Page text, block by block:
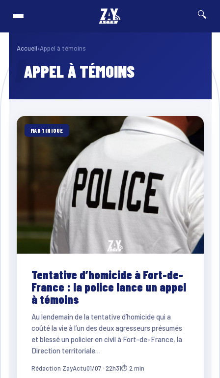
🔍
⚡ Breaking
véhicules concernés FRANCE & INTERNATIONALE 07/08 · 13h46
Accueil›Appel à témoins
APPEL À TÉMOINS
MARTINIQUE
Tentative d’homicide à Fort-de-
France : la police lance un appel
à témoins
Au lendemain de la tentative d’homicide qui a
coûté la vie à l’un des deux agresseurs présumés
et blessé un policier en civil à Fort-de-France, la
Direction territoriale…
Rédaction ZayActu01/07 · 22h31⏱ 2 min